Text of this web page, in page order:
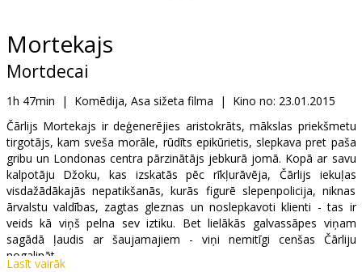
B2B
Kino
Klubs
Mortekajs
Mortdecai
1h 47min | Komēdija, Asa sižeta filma | Kino no: 23.01.2015
Čārlijs Mortekajs ir deģenerējies aristokrāts, mākslas priekšmetu
tirgotājs, kam sveša morāle, rūdīts epikūrietis, slepkava pret paša
gribu un Londonas centra pārzinātājs jebkurā jomā. Kopā ar savu
kalpotāju Džoku, kas izskatās pēc rīkļurāvēja, Čārlijs iekuļas
visdažādākajās nepatikšanās, kurās figurē slepenpolicija, niknas
ārvalstu valdības, zagtas gleznas un noslepkavoti klienti - tas ir
veids kā viņš pelna sev iztiku. Bet lielākās galvassāpes viņam
sagādā ļaudis ar šaujamajiem - viņi nemitīgi cenšas Čārliju
nogalināt....
Lasīt vairāk